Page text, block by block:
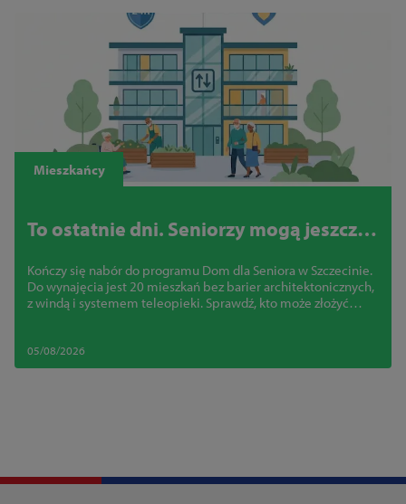
Mieszkańcy
To ostatnie dni. Seniorzy mogą jeszcze
centrum Szczecina
Kończy się nabór do programu Dom dla Seniora w Szczecinie.
Do wynajęcia jest 20 mieszkań bez barier architektonicznych,
z windą i systemem teleopieki. Sprawdź, kto może złożyć
05/08/2026